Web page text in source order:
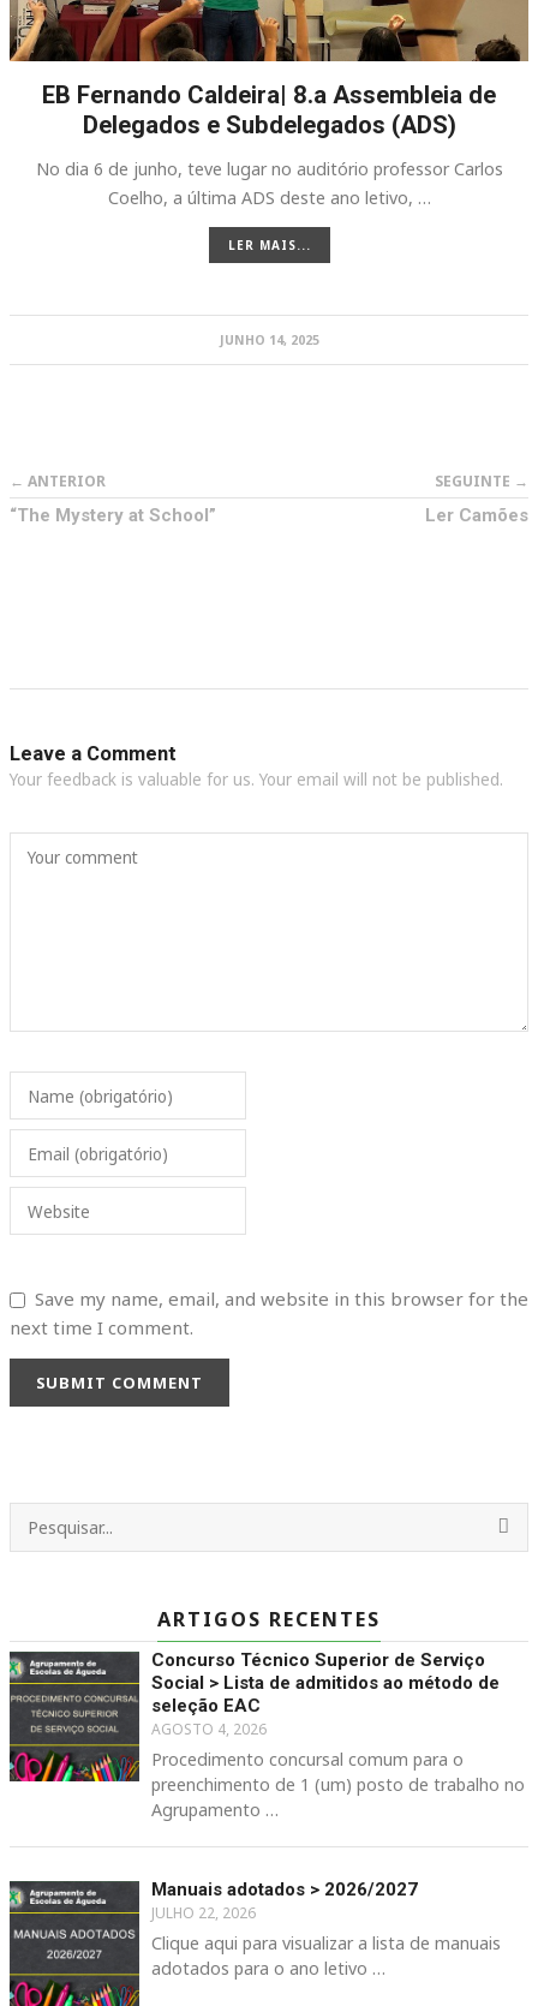
EB Fernando Caldeira| 8.a Assembleia de
Delegados e Subdelegados (ADS)
No dia 6 de junho, teve lugar no auditório professor Carlos
Coelho, a última ADS deste ano letivo, …
LER MAIS...
JUNHO 14, 2025
← ANTERIOR
“The Mystery at School”
SEGUINTE →
Ler Camões
Leave a Comment
Your feedback is valuable for us. Your email will not be published.
Your comment
Name (obrigatório)
Email (obrigatório)
Website
Save my name, email, and website in this browser for the
next time I comment.
SUBMIT COMMENT
ARTIGOS RECENTES
Concurso Técnico Superior de Serviço
Social > Lista de admitidos ao método de
seleção EAC
AGOSTO 4, 2026
Procedimento concursal comum para o
preenchimento de 1 (um) posto de trabalho no
Agrupamento …
Manuais adotados > 2026/2027
JULHO 22, 2026
Clique aqui para visualizar a lista de manuais
adotados para o ano letivo …